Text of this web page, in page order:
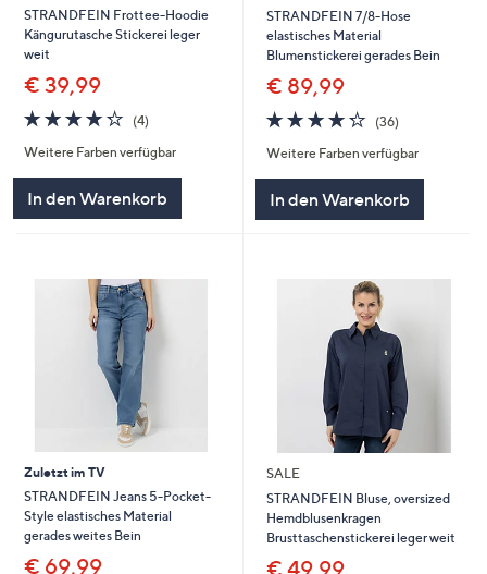
STRANDFEIN Frottee-Hoodie
Kängurutasche Stickerei leger
weit
€ 39,99
4.2
von
5
(4)
Weitere Farben verfügbar
In den Warenkorb
STRANDFEIN 7/8-Hose
elastisches Material
Blumenstickerei gerades Bein
€ 89,99
4.2
von
5
(36)
Weitere Farben verfügbar
In den Warenkorb
Zuletzt im TV
STRANDFEIN Jeans 5-Pocket-
Style elastisches Material
gerades weites Bein
€ 69,99
SALE
STRANDFEIN Bluse, oversized
Hemdblusenkragen
Brusttaschenstickerei leger weit
€ 49,99